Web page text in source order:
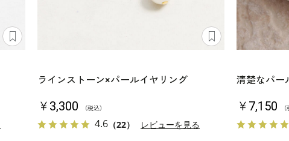
ラインストーン×パールイヤリング
￥3,300 （税込）
4.6（22） レビューを見る
清楚なパー
￥7,150